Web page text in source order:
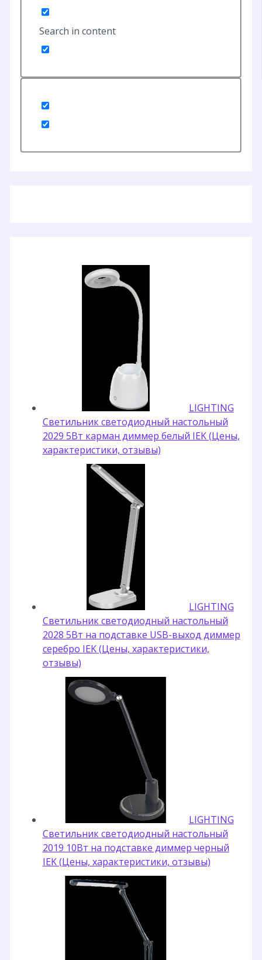
Search in content
LIGHTING
Светильник светодиодный настольный
2029 5Вт карман диммер белый IEK (Цены,
характеристики, отзывы)
LIGHTING
Светильник светодиодный настольный
2028 5Вт на подставке USB-выход диммер
серебро IEK (Цены, характеристики,
отзывы)
LIGHTING
Светильник светодиодный настольный
2019 10Вт на подставке диммер черный
IEK (Цены, характеристики, отзывы)